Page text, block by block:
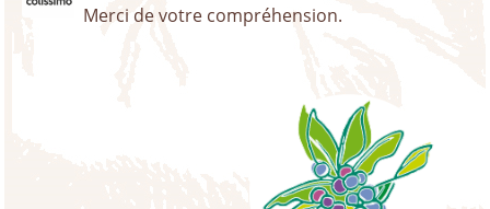
Merci de votre compréhension.